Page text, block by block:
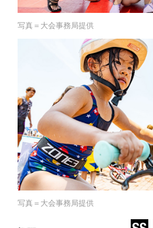
写真＝大会事務局提供
写真＝大会事務局提供